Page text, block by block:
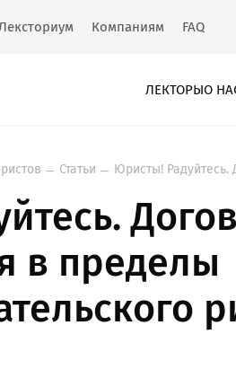
Компаниям FAQ
ЛЕКТОРЫО
Статьи Юристы! Радуйтесь.
в пределы